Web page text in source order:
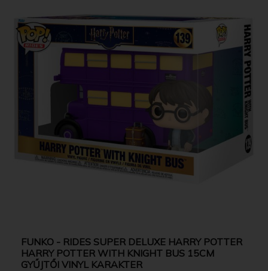
FUNKO - RIDES SUPER DELUXE HARRY POTTER
HARRY POTTER WITH KNIGHT BUS 15CM
GYŰJTŐI VINYL KARAKTER